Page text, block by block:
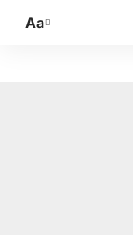
Promijeni
Aa